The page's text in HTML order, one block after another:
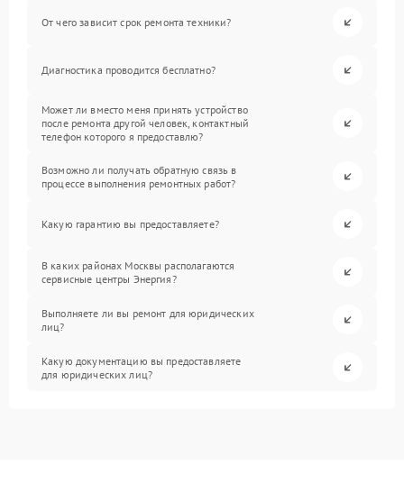
От чего зависит срок ремонта техники?
Диагностика проводится бесплатно?
Может ли вместо меня принять устройство
после ремонта другой человек, контактный
телефон которого я предоставлю?
Возможно ли получать обратную связь в
процессе выполнения ремонтных работ?
Какую гарантию вы предоставляете?
В каких районах Москвы располагаются
сервисные центры Энергия?
Выполняете ли вы ремонт для юридических
лиц?
Какую документацию вы предоставляете
для юридических лиц?